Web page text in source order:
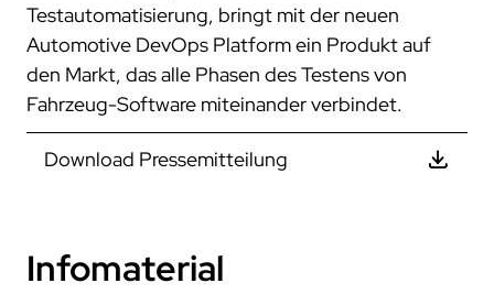
Testautomatisierung, bringt mit der neuen
Automotive DevOps Platform ein Produkt auf
den Markt, das alle Phasen des Testens von
Fahrzeug-Software miteinander verbindet.
Download Pressemitteilung
Infomaterial